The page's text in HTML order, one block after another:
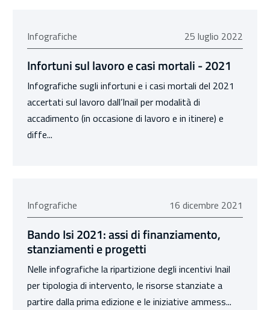
Infografiche 25 luglio 2022
25 luglio 2022
Infortuni sul lavoro e casi mortali - 2021
Infografiche sugli infortuni e i casi mortali del 2021
accertati sul lavoro dall’Inail per modalità di
accadimento (in occasione di lavoro e in itinere) e
diffe...
Infografiche 16 dicembre 2021
16 dicembre 2021
Bando Isi 2021: assi di finanziamento,
stanziamenti e progetti
Nelle infografiche la ripartizione degli incentivi Inail
per tipologia di intervento, le risorse stanziate a
partire dalla prima edizione e le iniziative ammess...